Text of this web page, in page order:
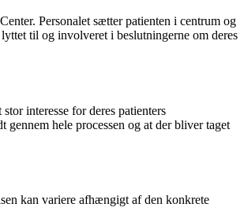
Personalet sætter patienten i centrum og
til og involveret i beslutningerne om deres
interesse for deres patienters
hele processen og at der bliver taget
kan variere afhængigt af den konkrete